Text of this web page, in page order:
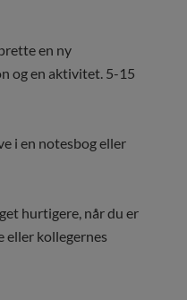
en ny
og en aktivitet. 5-15
i en notesbog eller
hurtigere, når du er
eller kollegernes